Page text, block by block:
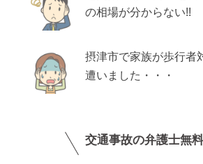
の相場が分からない!!
摂津市で家族が歩行者
遭いました・・・
交通事故の弁護士無